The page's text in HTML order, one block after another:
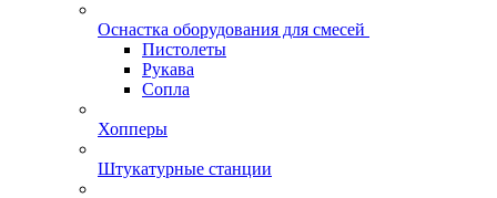
Оснастка оборудования для смесей
Пистолеты
Рукава
Сопла
Хопперы
Штукатурные станции